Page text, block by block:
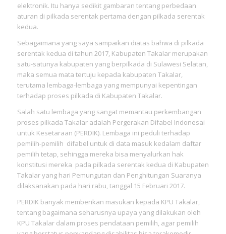
elektronik. Itu hanya sedikit gambaran tentang perbedaan
aturan di pilkada serentak pertama dengan pilkada serentak
kedua.
Sebagaimana yang saya sampaikan diatas bahwa di pilkada
serentak kedua di tahun 2017, Kabupaten Takalar merupakan
satu-satunya kabupaten yang berpilkada di Sulawesi Selatan,
maka semua mata tertuju kepada kabupaten Takalar,
terutama lembaga-lembaga yang mempunyai kepentingan
terhadap proses pilkada di Kabupaten Takalar.
Salah satu lembaga yang sangat memantau perkembangan
proses pilkada Takalar adalah Pergerakan Difabel Indonesai
untuk Kesetaraan (PERDIK). Lembaga ini peduli terhadap
pemilih-pemilih difabel untuk di data masuk kedalam daftar
pemilih tetap, sehingga mereka bisa menyalurkan hak
konstitusi mereka pada pilkada serentak kedua di Kabupaten
Takalar yang hari Pemungutan dan Penghitungan Suaranya
dilaksanakan pada hari rabu, tanggal 15 Februari 2017.
PERDIK banyak memberikan masukan kepada KPU Takalar,
tentang bagaimana seharusnya upaya yang dilakukan oleh
KPU Takalar dalam proses pendataan pemilih, agar pemilih